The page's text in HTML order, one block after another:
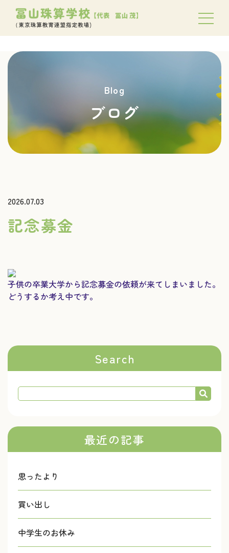
Blog
ブログ
2026.07.03
記念募金
子供の卒業大学から記念募金の依頼が来てしまいました。
どうするか考え中です。
Search
最近の記事
思ったより
買い出し
中学生のお休み